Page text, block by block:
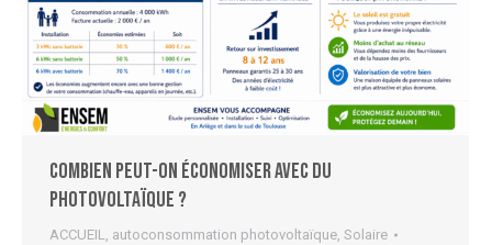
Combien peut-on économiser avec du
photovoltaïque ?
ACCUEIL, autoconsommation photovoltaïque, Solaire